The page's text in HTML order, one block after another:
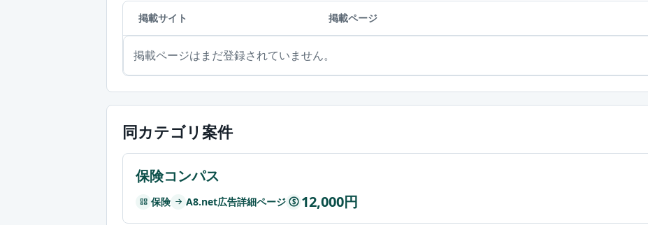
掲載サイト 掲載ページ
掲載ページはまだ登録されていません。
同カテゴリ案件
保険コンパス
保険 A8.net広告詳細ページ $ 12,000円